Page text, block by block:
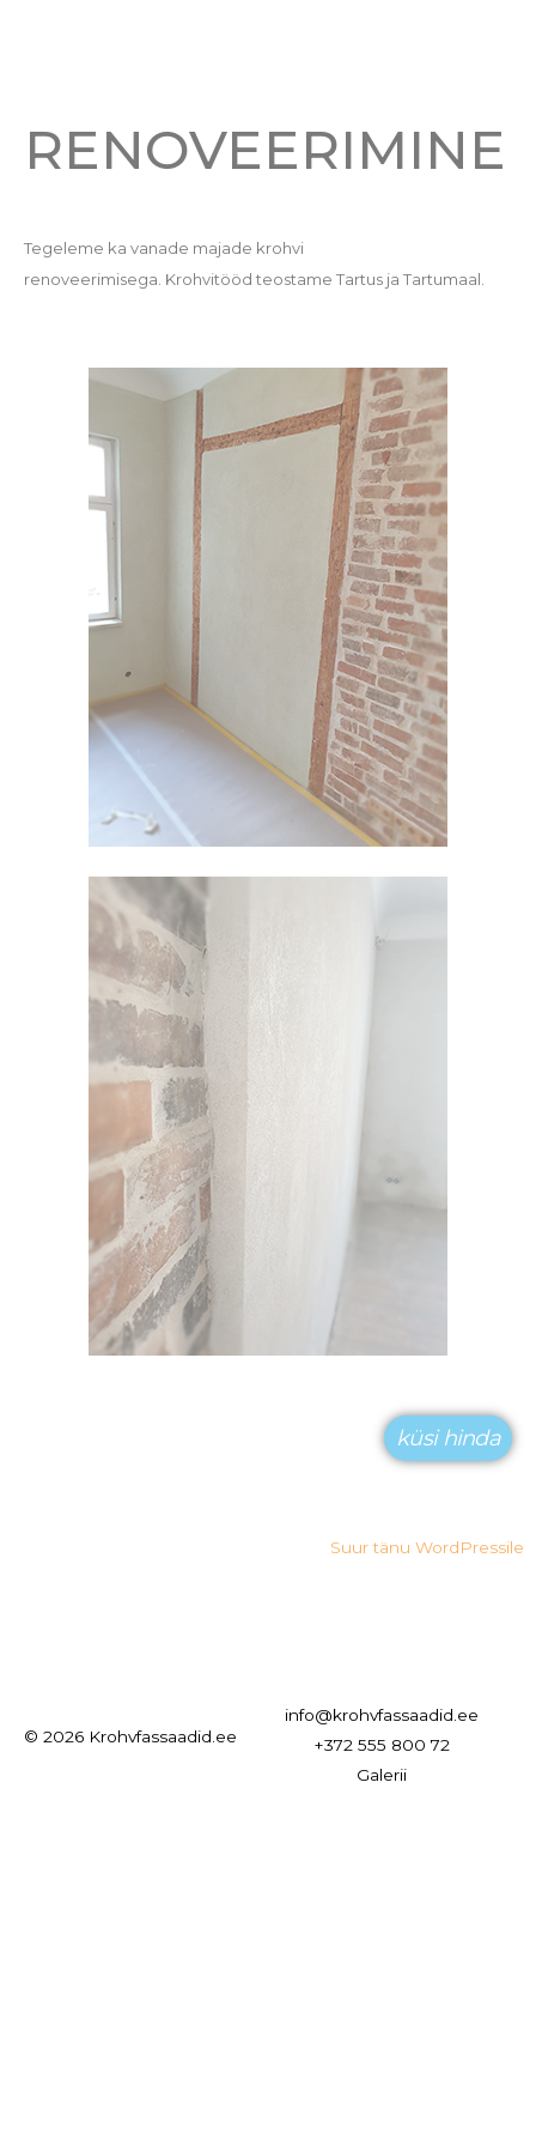
RENOVEERIMINE
Tegeleme ka vanade majade krohvi
renoveerimisega. Krohvitööd teostame Tartus ja Tartumaal.
küsi hinda
Suur tänu WordPressile
© 2026 Krohvfassaadid.ee
info@krohvfassaadid.ee
+372 555 800 72
Galerii